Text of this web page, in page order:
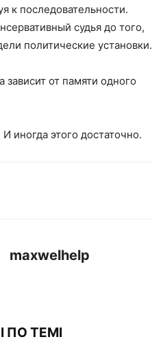
к последовательности.
судья до того,
политические установки.
зависит от памяти одного
иногда этого достаточно.
maxwelhelp
ПО ТЕМІ